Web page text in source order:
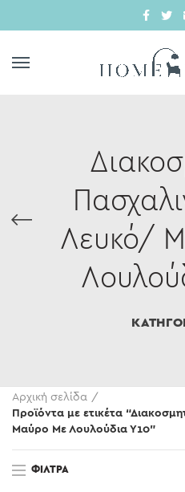
Λευκό/
Αρχική σελίδα
Προϊόντα με ετικέτα
Μαύρο Με Λουλούδια Υ10”
ΦΊΛΤΡΑ